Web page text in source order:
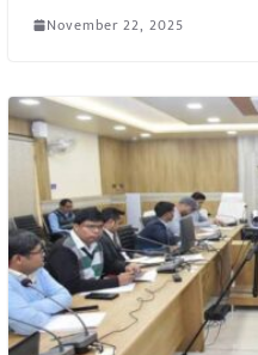
November 22, 2025